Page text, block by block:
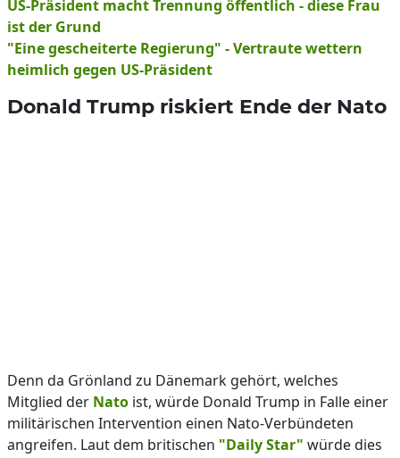
US-Präsident macht Trennung öffentlich - diese Frau
ist der Grund
"Eine gescheiterte Regierung" - Vertraute wettern
heimlich gegen US-Präsident
Donald Trump riskiert Ende der Nato
Denn da Grönland zu Dänemark gehört, welches
Mitglied der Nato ist, würde Donald Trump in Falle einer
militärischen Intervention einen Nato-Verbündeten
angreifen. Laut dem britischen "Daily Star" würde dies